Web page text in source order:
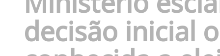
decisão inicial